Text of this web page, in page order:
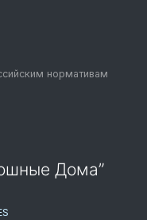
нормативам
Дома”